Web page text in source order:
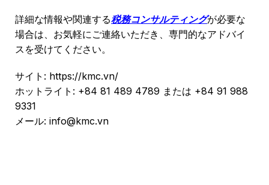
詳細な情報や関連する税務コンサルティングが必要な
場合は、お気軽にご連絡いただき、専門的なアドバイ
スを受けてください。
サイト: https://kmc.vn/
ホットライト: +84 81 489 4789 または +84 91 988
9331
メール: info@kmc.vn